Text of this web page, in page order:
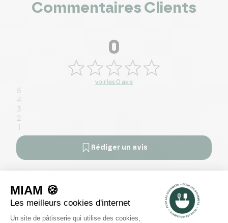
Commentaires Clients
0
voir les 0 avis
5
4
3
2
1
Rédiger un avis
Il n'y a pas encore d'avis pour ce produit.